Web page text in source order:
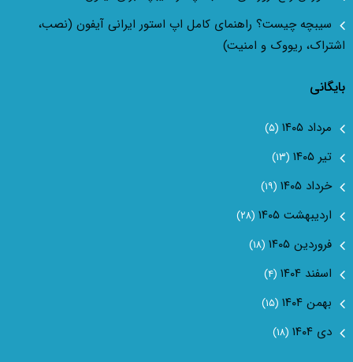
سیبچه چیست؟ راهنمای کامل اپ استور ایرانی آیفون (نصب،
اشتراک، ریووک و امنیت)
بایگانی
مرداد ۱۴۰۵ (۵)
تیر ۱۴۰۵ (۱۳)
خرداد ۱۴۰۵ (۱۹)
اردیبهشت ۱۴۰۵ (۲۸)
فروردین ۱۴۰۵ (۱۸)
اسفند ۱۴۰۴ (۴)
بهمن ۱۴۰۴ (۱۵)
دی ۱۴۰۴ (۱۸)